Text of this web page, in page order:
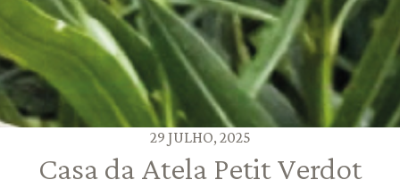
29 JULHO, 2025
Casa da Atela Petit Verdot